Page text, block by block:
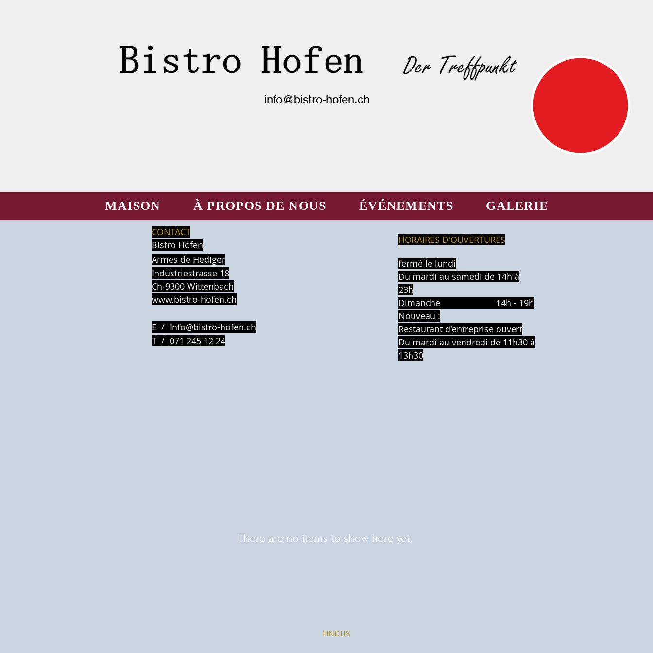
info@bistro-hofen.ch
MAISON À PROPOS DE NOUS ÉVÉNEMENTS GALERIE
CONTACT
Bistro Höfen
Armes de Hediger
Industriestrasse 18
Ch-9300 Wittenbach
www.bistro-hofen.ch
E / Info@bistro-hofen.ch
​T / 071 245 12 24
HORAIRES D'OUVERTURES
fermé le lundi
Du mardi au samedi de 14h à
23h
Dimanche 14h - 19h
Nouveau :
Restaurant d'entreprise ouvert
Du mardi au vendredi de 11h30 à
13h30
There are no items to show here yet.
FIND​US